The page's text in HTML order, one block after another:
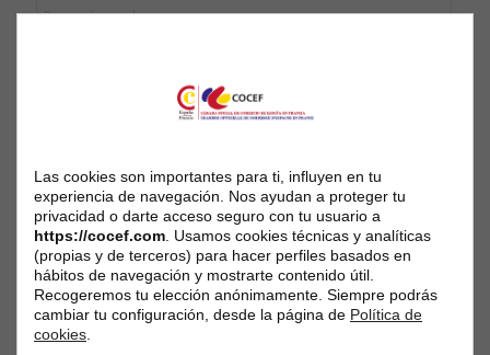
La COCEF trata sus datos para gestionar la creación y el
acceso a su cuenta de usuario y para gestionar su suscripción
al boletín informativo. Para obtener más información sobre la
gestión de sus datos personales y ejercer sus derechos,
Las cookies son importantes para ti, influyen en tu
experiencia de navegación. Nos ayudan a proteger tu
privacidad o darte acceso seguro con tu usuario a
https://cocef.com . Usamos cookies técnicas y analíticas
(propias y de terceros) para hacer perfiles basados en
hábitos de navegación y mostrarte contenido útil.
Recogeremos tu elección anónimamente. Siempre podrás
cambiar tu configuración, desde la página de Política de
cookies